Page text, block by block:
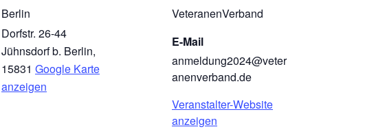
Berlin
Dorfstr. 26-44
Jühnsdorf b. Berlin,
15831 Google Karte
anzeigen
VeteranenVerband
E-Mail
anmeldung2024@veter
anenverband.de
Veranstalter-Website
anzeigen